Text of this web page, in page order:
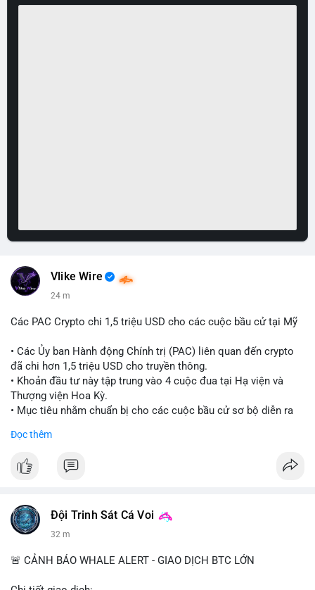
Vlike Wire
24 m
Các PAC Crypto chi 1,5 triệu USD cho các cuộc bầu cử tại Mỹ
• Các Ủy ban Hành động Chính trị (PAC) liên quan đến crypto
đã chi hơn 1,5 triệu USD cho truyền thông.
• Khoản đầu tư này tập trung vào 4 cuộc đua tại Hạ viện và
Thượng viện Hoa Kỳ.
• Mục tiêu nhằm chuẩn bị cho các cuộc bầu cử sơ bộ diễn ra
#vlikevn #titanbot
Đọc thêm
Đội Trinh Sát Cá Voi
32 m
🚨 CẢNH BÁO WHALE ALERT - GIAO DỊCH BTC LỚN